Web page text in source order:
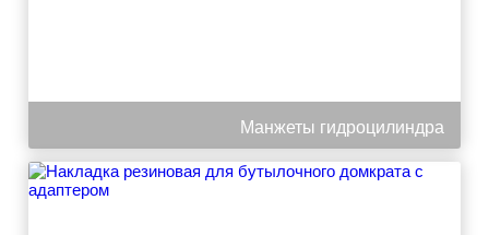
Манжеты гидроцилиндра